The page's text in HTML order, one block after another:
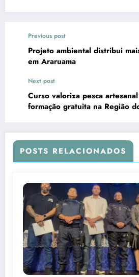
Previous post
Projeto ambiental distribui mais de mil
em Araruama
Next post
Curso valoriza pesca artesanal e oferece
formação gratuita
POSTS RELACIONADOS